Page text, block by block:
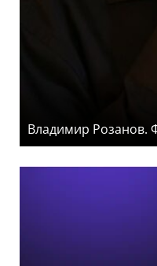
Владимир Розанов.